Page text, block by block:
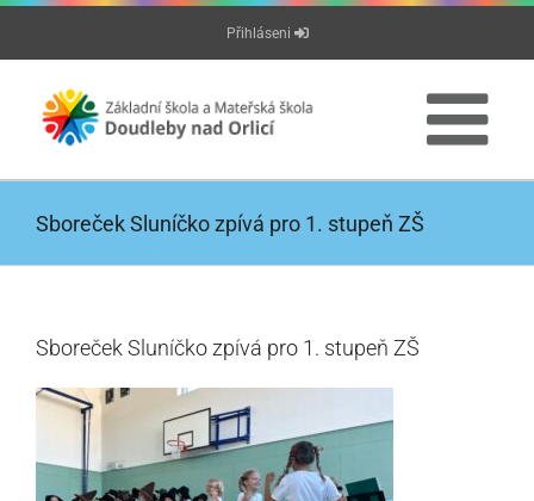
Přeskočit
Přihláseni
Sboreček Sluníčko zpívá pro 1. stupeň ZŠ
Sboreček Sluníčko zpívá pro 1. stupeň ZŠ